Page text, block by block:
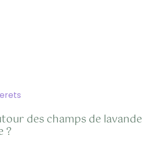
des champs de lavande
?